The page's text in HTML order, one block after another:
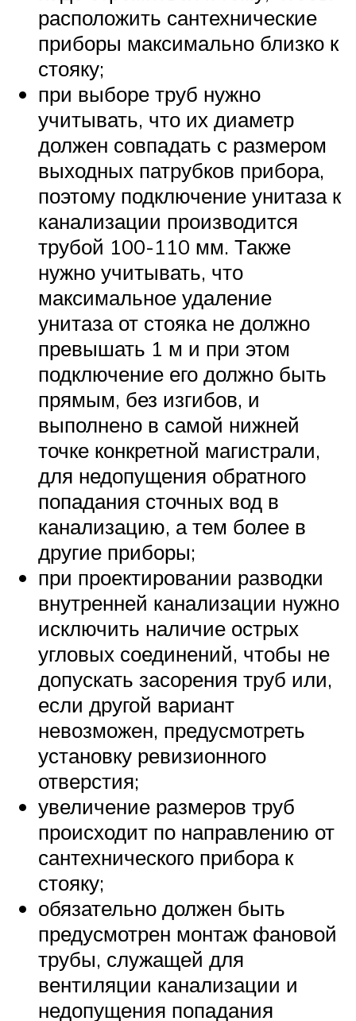
расположить сантехнические
приборы максимально близко к
стояку;
при выборе труб нужно
учитывать, что их диаметр
должен совпадать с размером
выходных патрубков прибора,
поэтому подключение унитаза к
канализации производится
трубой 100-110 мм. Также
нужно учитывать, что
максимальное удаление
унитаза от стояка не должно
превышать 1 м и при этом
подключение его должно быть
прямым, без изгибов, и
выполнено в самой нижней
точке конкретной магистрали,
для недопущения обратного
попадания сточных вод в
канализацию, а тем более в
другие приборы;
при проектировании разводки
внутренней канализации нужно
исключить наличие острых
угловых соединений, чтобы не
допускать засорения труб или,
если другой вариант
невозможен, предусмотреть
установку ревизионного
отверстия;
увеличение размеров труб
происходит по направлению от
сантехнического прибора к
стояку;
обязательно должен быть
предусмотрен монтаж фановой
трубы, служащей для
вентиляции канализации и
недопущения попадания